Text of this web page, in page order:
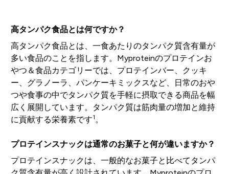
高タンパク食品とは何ですか？
高タンパク食品とは、一食あたりのタンパク質含有量が
多い食品のことを指します。Myproteinのプロテインお
やつ＆食品カテゴリーでは、プロテインバー、クッキ
ー、グラノーラ、パンケーキミックスなど、日常のおや
つや食事の中でタンパク質を手軽に摂取できる商品を幅
広く展開しています。タンパク質は筋肉量の増加と維持
に貢献する栄養素です1。
プロテインスナックは通常のお菓子と何が違いますか？
プロテインスナックは、一般的なお菓子と比べてタンパ